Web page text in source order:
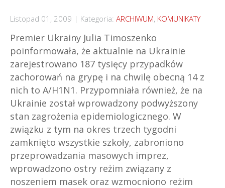
Listopad 01, 2009 Kategoria: ARCHIWUM, KOMUNIKATY
Premier Ukrainy Julia Timoszenko
poinformowała, że aktualnie na Ukrainie
zarejestrowano 187 tysięcy przypadków
zachorowań na grypę i na chwilę obecną 14 z
nich to A/H1N1. Przypomniała również, że na
Ukrainie został wprowadzony podwyższony
stan zagrożenia epidemiologicznego. W
związku z tym na okres trzech tygodni
zamknięto wszystkie szkoły, zabroniono
przeprowadzania masowych imprez,
wprowadzono ostry reżim związany z
noszeniem masek oraz wzmocniono reżim